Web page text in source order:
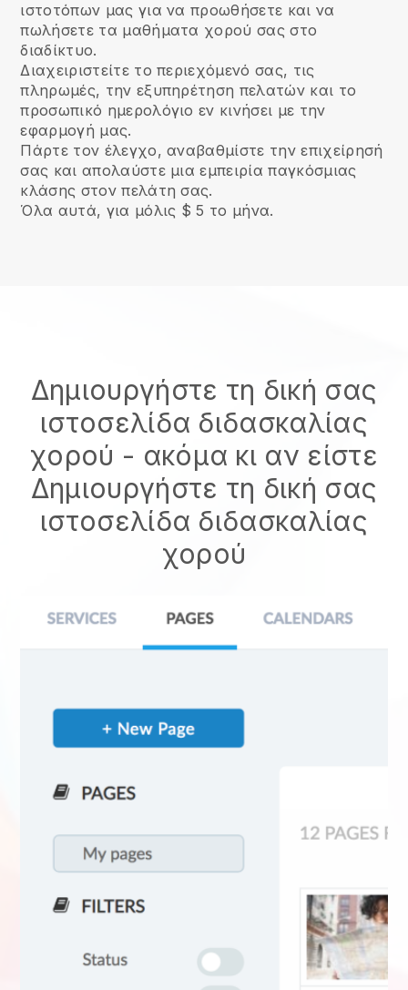
ιστοτόπων μας για να προωθήσετε και να
πωλήσετε τα μαθήματα χορού σας στο
διαδίκτυο.
Διαχειριστείτε το περιεχόμενό σας, τις
πληρωμές, την εξυπηρέτηση πελατών και το
προσωπικό ημερολόγιο εν κινήσει με την
εφαρμογή μας.
Πάρτε τον έλεγχο, αναβαθμίστε την επιχείρησή
σας και απολαύστε μια εμπειρία παγκόσμιας
κλάσης στον πελάτη σας.
Όλα αυτά, για μόλις $ 5 το μήνα.
Δημιουργήστε τη δική σας
ιστοσελίδα διδασκαλίας
χορού - ακόμα κι αν είστε
Δημιουργήστε τη δική σας
ιστοσελίδα διδασκαλίας
χορού